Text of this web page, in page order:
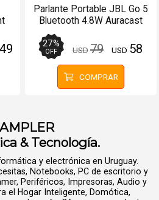
Parlante Portable JBL Go 5
Bluetooth 4.8W Auracast
27%
OFF USD79 USD 58
COMPRAR
& Tecnología.
y electrónica en Uruguay.
Notebooks, PC de escritorio y
Periféricos, Impresoras, Audio y
el Hogar Inteligente, Domótica,